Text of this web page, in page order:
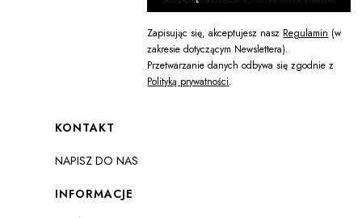
Zapisując się, akceptujesz nasz Regulamin (w
zakresie dotyczącym Newslettera).
Przetwarzanie danych odbywa się zgodnie z
Polityką prywatności.
Linki w stopce
KONTAKT
NAPISZ DO NAS
INFORMACJE